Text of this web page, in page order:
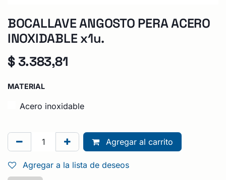
BOCALLAVE ANGOSTO PERA ACERO
INOXIDABLE x1u.
$3.383,81
MATERIAL
Acero inoxidable
Agregar al carrito
Agregar a la lista de deseos